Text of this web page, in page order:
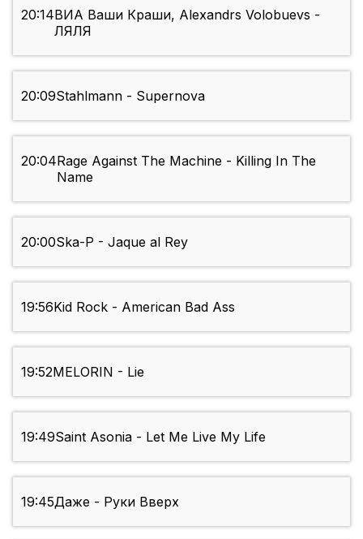
20:14ВИА Ваши Краши, Alexandrs Volobuevs -
ЛЯЛЯ
20:09Stahlmann - Supernova
20:04Rage Against The Machine - Killing In The
Name
20:00Ska-P - Jaque al Rey
19:56Kid Rock - American Bad Ass
19:52MELORIN - Lie
19:49Saint Asonia - Let Me Live My Life
19:45Даже - Руки Вверх